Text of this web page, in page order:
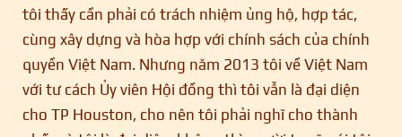
tôi thấy cần phải có trách nhiệm ủng hộ, hợp tác,
cùng xây dựng và hòa hợp với chính sách của chính
quyền Việt Nam. Nhưng năm 2013 tôi về Việt Nam
với tư cách Ủy viên Hội đồng thì tôi vẫn là đại diện
cho TP Houston, cho nên tôi phải nghĩ cho thành